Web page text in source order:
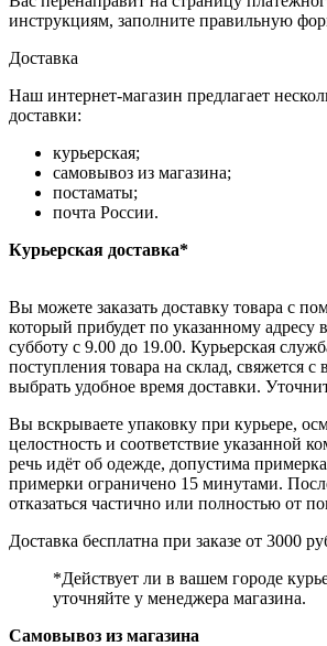
инструкциям, заполните правильную
Доставка
Наш интернет-магазин предлагает
доставки:
курьерская;
самовывоз из магазина;
постаматы;
почта России.
Курьерская доставка*
Вы можете заказать доставку товара с
который прибудет по указанному адресу
субботу с 9.00 до 19.00. Курьерская
поступления товара на склад, свяжется
выбрать удобное время доставки.
Вы вскрываете упаковку при курьере,
целостность и соответствие указанной
речь идёт об одежде, допустима
примерки ограничено 15 минутами.
отказаться частично или полностью от
Доставка бесплатна при заказе от 3000
*Действует ли в вашем городе
уточняйте у менеджера магазина.
Самовывоз из магазина